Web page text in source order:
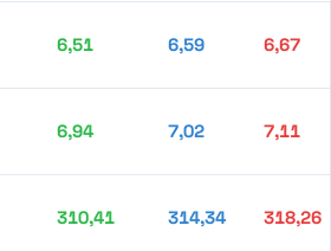
6,51 6,59 6,67
6,94 7,02 7,11
310,41 314,34 318,26